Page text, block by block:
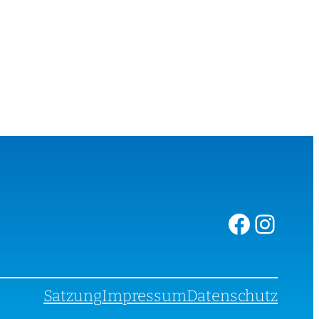
Facebook Instagram
SatzungImpressumDatenschutz